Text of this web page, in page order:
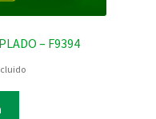
– F9394